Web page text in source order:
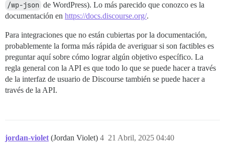
/wp-json de WordPress). Lo más parecido que conozco es la
documentación en https://docs.discourse.org/.
Para integraciones que no están cubiertas por la documentación,
probablemente la forma más rápida de averiguar si son factibles es
preguntar aquí sobre cómo lograr algún objetivo específico. La
regla general con la API es que todo lo que se puede hacer a través
de la interfaz de usuario de Discourse también se puede hacer a
través de la API.
jordan-violet (Jordan Violet) 21 Abril, 2025 04:40
4